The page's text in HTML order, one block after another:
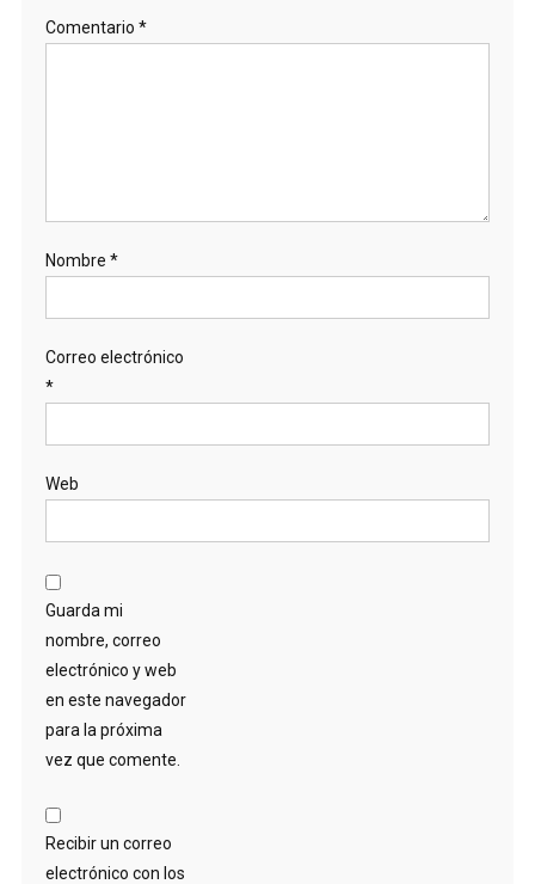
Comentario *
Nombre *
Correo electrónico
*
Web
Guarda mi
nombre, correo
electrónico y web
en este navegador
para la próxima
vez que comente.
Recibir un correo
electrónico con los